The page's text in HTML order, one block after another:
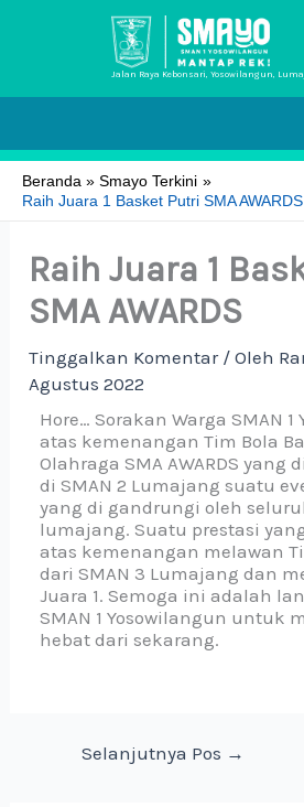
Jalan Raya Kebonsari, Yosowilangun,
Beranda
Smayo Terkini
Raih Juara 1 Basket Putri SMA AWARDS
Raih Juara 1
SMA AWARDS
Tinggalkan Komentar / Oleh
Agustus 2022
Hore… Sorakan Warga SMAN 1
atas kemenangan Tim Bola
Olahraga SMA AWARDS yang
di SMAN 2 Lumajang suatu
yang di gandrungi oleh
lumajang. Suatu prestasi
atas kemenangan melawan
dari SMAN 3 Lumajang dan
Juara 1. Semoga ini adalah
SMAN 1 Yosowilangun untuk
hebat dari sekarang.
Selanjutnya Pos →